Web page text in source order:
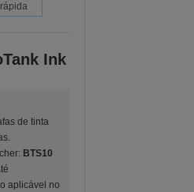
Ink
de tinta
BTS10
aplicável no